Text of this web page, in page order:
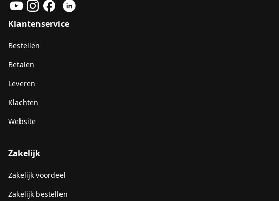
Klantenservice
Bestellen
Betalen
Leveren
Klachten
Website
Zakelijk
Zakelijk voordeel
Zakelijk bestellen